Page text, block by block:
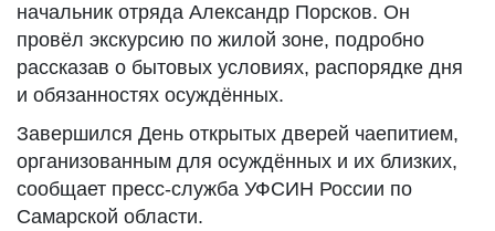
начальник отряда Александр Порсков. Он
провёл экскурсию по жилой зоне, подробно
рассказав о бытовых условиях, распорядке дня
и обязанностях осуждённых.
Завершился День открытых дверей чаепитием,
организованным для осуждённых и их близких,
сообщает пресс-служба УФСИН России по
Самарской области.